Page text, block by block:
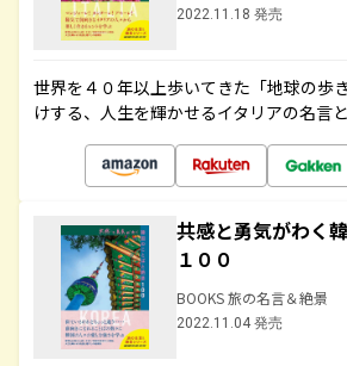
2022.11.18 発売
世界を４０年以上歩いてきた「地球の歩
けする、人生を輝かせるイタリアの名言
共感と勇気がわく
１００
BOOKS 旅の名言＆絶景
2022.11.04 発売